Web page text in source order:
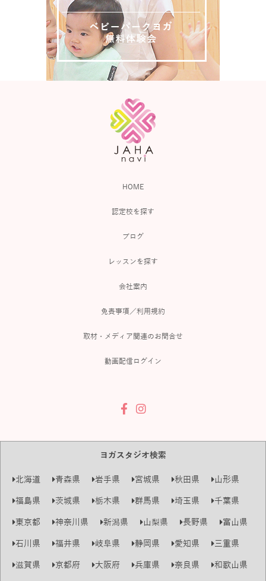
HOME
認定校を探す
ブログ
レッスンを探す
会社案内
免責事項／利用規約
取材・メディア関連のお問合せ
動画配信ログイン
ヨガスタジオ検索
北海道 青森県 岩手県 宮城県 秋田県
山形県
福島県
茨城県 栃木県 群馬県 埼玉県
千葉県
東京都
神奈川県 新潟県 山梨県 長野県
富山県
石川県
福井県 岐阜県 静岡県 愛知県
三重県
滋賀県
京都府 大阪府 兵庫県 奈良県
和歌山県